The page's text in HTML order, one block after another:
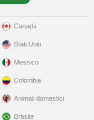
Canada
Stati Uniti
Messico
Colombia
Animali domestici
Brasile